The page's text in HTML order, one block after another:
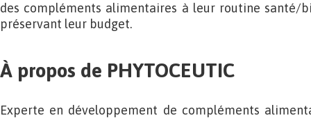
des compléments alimentaires à leur routine santé/
préservant leur budget.
À propos de PHYTOCEUTIC
Experte en développement de compléments